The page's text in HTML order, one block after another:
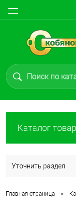
Каталог
Уточнить раздел
Главная страница •